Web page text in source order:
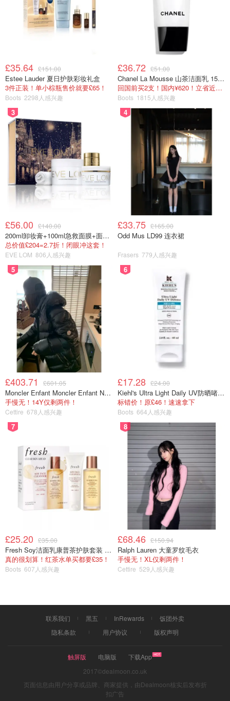
3. 眼线🌟
Amazon
£35.64 £151.00
Estee Lauder 夏日护肤彩妆礼盒
3件正装！单小棕瓶售价就要£65！
Boots 2298人感兴趣
£36.72 £51.00
Chanel La Mousse 山茶洁面乳 150ml
回国前买2支！国内¥620！立省近一半！
Boots 1815人感兴趣
3
£56.00 £140.00
200ml卸妆膏+100ml急救面膜+面霜+洁颜布
总价值£204=2.7折！闭眼冲这套！
EVE LOM 806人感兴趣
4
£33.75 £165.00
Odd Mus LD99 连衣裙
Frasers 779人感兴趣
5
£403.71 £601.05
Moncler Enfant Moncler Enfant New Aubert 连帽羽绒服
手慢无！14Y仅剩两件！
Cettire 678人感兴趣
6
£17.28 £24.00
Kiehl's Ultra Light Daily UV防晒啫喱 SPF50 PA++++ 60ml
标错价！原£46！速速拿下
Boots 664人感兴趣
7
£25.20 £35.00
Fresh Soy洁面乳康普茶护肤套装 100ml
真的很划算！红茶水单买都要£35！
Boots 607人感兴趣
8
£68.46 £150.94
Ralph Lauren 大童罗纹毛衣
手慢无！XL仅剩两件！
Cettire 529人感兴趣
联系我们 黑五 InRewards
饭团外卖
隐私条款
用户协议 版权声明
触屏版 电脑版
下载App
2017©dealmoon.co.uk
页面信息由用户分享或品牌、商家提供，由Dealmoon核实后发布折
扣广告